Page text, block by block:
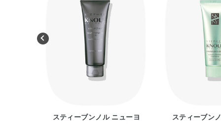
スティーブンノル ニューヨ
スティーブン